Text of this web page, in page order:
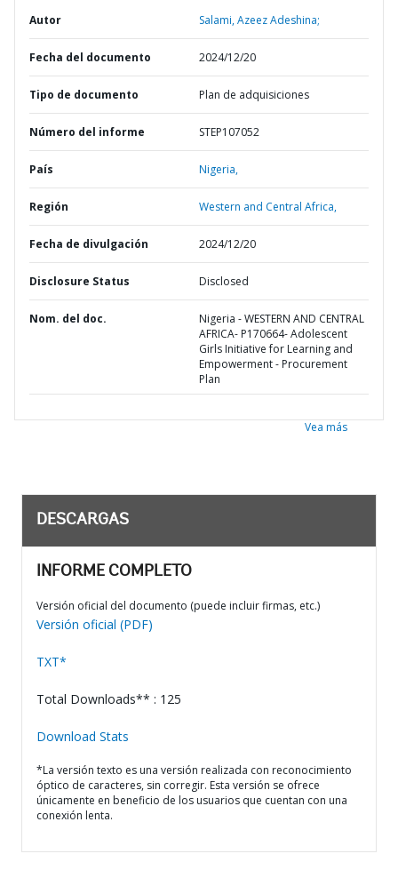
Autor Salami, Azeez Adeshina;
Fecha del documento 2024/12/20
Tipo de documento Plan de adquisiciones
Número del informe STEP107052
País Nigeria,
Región Western and Central Africa,
Fecha de divulgación 2024/12/20
Disclosure Status Disclosed
Nom. del doc.
Nigeria - WESTERN AND CENTRAL
AFRICA- P170664- Adolescent
Girls Initiative for Learning and
Empowerment - Procurement
Plan
Vea más
DESCARGAS
INFORME COMPLETO
Versión oficial del documento (puede incluir firmas, etc.)
Versión oficial (PDF)
TXT*
Total Downloads** : 125
Download Stats
*La versión texto es una versión realizada con reconocimiento
óptico de caracteres, sin corregir. Esta versión se ofrece
únicamente en beneficio de los usuarios que cuentan con una
conexión lenta.